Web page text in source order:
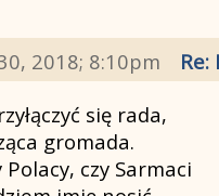
2018; 8:10pm
się rada,
gromada.
Polacy, czy Sarmaci